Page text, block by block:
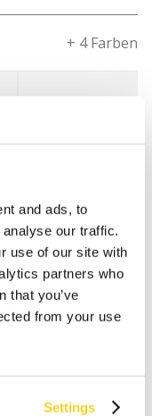
and ads, to
our traffic.
use of our site with
partners who
that you’ve
from your use
Settings
+ 4 Farben